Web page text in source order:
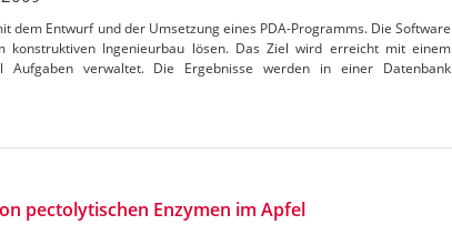
dem Entwurf und der Umsetzung eines PDA-Programms. Die Software
konstruktiven Ingenieurbau lösen. Das Ziel wird erreicht mit einem
Aufgaben verwaltet. Die Ergebnisse werden in einer Datenbank
pectolytischen Enzymen im Apfel